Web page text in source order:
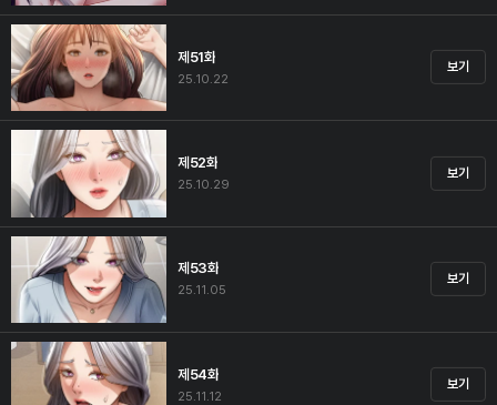
제51화
25.10.22
보기
제52화
25.10.29
보기
제53화
25.11.05
보기
제54화
25.11.12
보기